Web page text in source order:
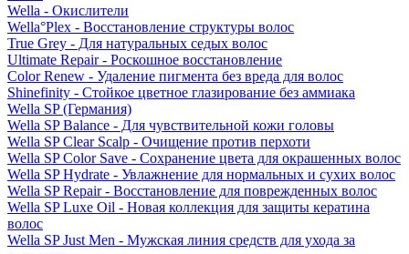
Wella - Окислители
Wella°Plex - Восстановление структуры волос
True Grey - Для натуральных седых волос
Ultimate Repair - Роскошное восстановление
Color Renew - Удаление пигмента без вреда для волос
Shinefinity - Стойкое цветное глазирование без аммиака
Wella SP (Германия)
Wella SP Balance - Для чувствительной кожи головы
Wella SP Clear Scalp - Очищение против перхоти
Wella SP Color Save - Сохранение цвета для окрашенных волос
Wella SP Hydrate - Увлажнение для нормальных и сухих волос
Wella SP Repair - Восстановление для поврежденных волос
Wella SP Luxe Oil - Новая коллекция для защиты кератина
волос
Wella SP Just Men - Мужская линия средств для ухода за